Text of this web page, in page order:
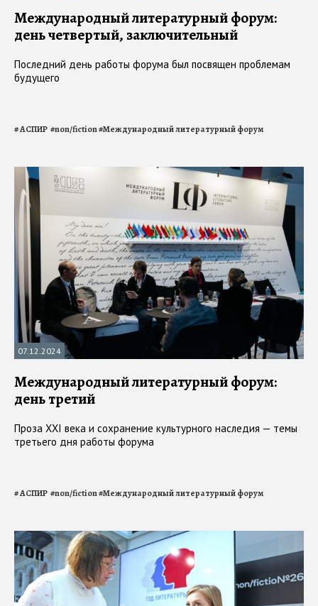
Международный литературный форум:
день четвертый, заключительный
Последний день работы форума был посвящен проблемам
будущего
#АСПИР #non/fiction#Международный литературный форум
07.12.2024
Международный литературный форум:
день третий
Проза ХХI века и сохранение культурного наследия — темы
третьего дня работы форума
#АСПИР #non/fiction#Международный литературный форум